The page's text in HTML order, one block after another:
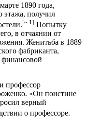
1890 года,
этажа, получил
[~ 1] Попытку
в отчаянии от
Женитьба в 1889
фабриканта,
финансовой
профессор
«Он поистине
верный
о профессоре.